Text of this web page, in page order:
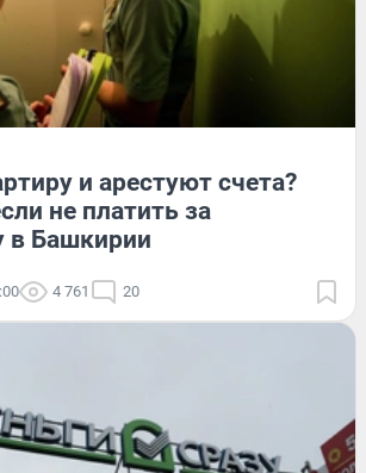
и арестуют счета?
не платить за
в Башкирии
4 761 20